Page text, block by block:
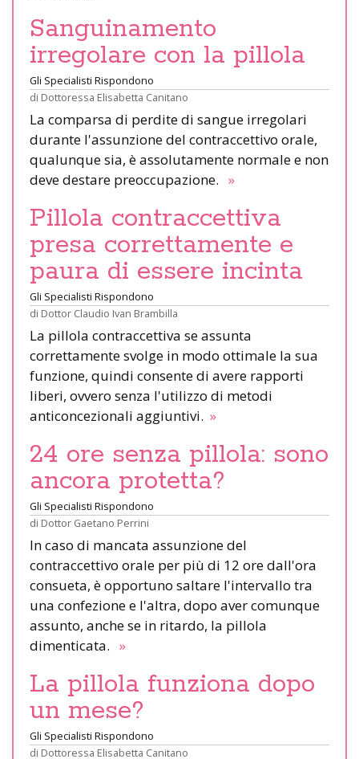
Sanguinamento
irregolare con la pillola
Gli Specialisti Rispondono
di Dottoressa Elisabetta Canitano
La comparsa di perdite di sangue irregolari
durante l'assunzione del contraccettivo orale,
qualunque sia, è assolutamente normale e non
deve destare preoccupazione. »
Pillola contraccettiva
presa correttamente e
paura di essere incinta
Gli Specialisti Rispondono
di Dottor Claudio Ivan Brambilla
La pillola contraccettiva se assunta
correttamente svolge in modo ottimale la sua
funzione, quindi consente di avere rapporti
liberi, ovvero senza l'utilizzo di metodi
anticoncezionali aggiuntivi. »
24 ore senza pillola: sono
ancora protetta?
Gli Specialisti Rispondono
di Dottor Gaetano Perrini
In caso di mancata assunzione del
contraccettivo orale per più di 12 ore dall'ora
consueta, è opportuno saltare l'intervallo tra
una confezione e l'altra, dopo aver comunque
assunto, anche se in ritardo, la pillola
dimenticata. »
La pillola funziona dopo
un mese?
Gli Specialisti Rispondono
di Dottoressa Elisabetta Canitano